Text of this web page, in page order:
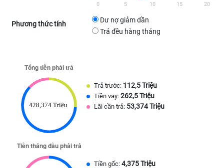
0 5 10 15 20
Phương thức tính
Dư nợ giảm dần
Trả đều hàng tháng
Trả trước: 112,5 Triệu
Tiền vay: 262,5 Triệu
Lãi cần trả: 53,374 Triệu
Tiền gốc: 4,375 Triệu